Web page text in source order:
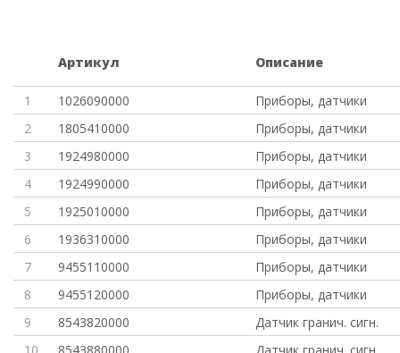
Артикул Описание
1 1026090000
Приборы, датчики
2
1805410000
Приборы, датчики
3
1924980000
Приборы, датчики
4
1924990000
Приборы, датчики
5
1925010000
Приборы, датчики
6
1936310000
Приборы, датчики
7
9455110000
Приборы, датчики
8
9455120000
Приборы, датчики
9
8543820000
Датчик гранич. сигн.